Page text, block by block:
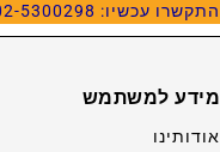
התקשרו עכשיו: 02-5300298
מידע למשתמש
אודותינו